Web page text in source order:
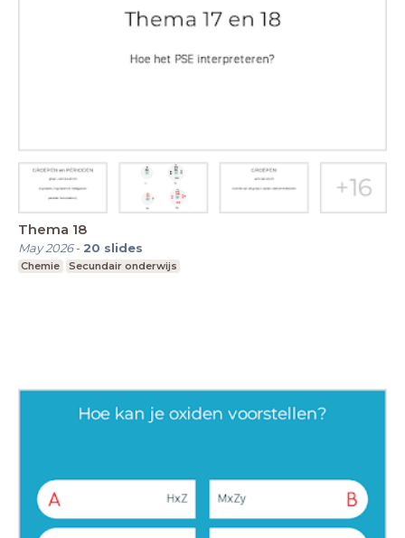
Thema 18
May 2026- 20 slides
Chemie Secundair onderwijs